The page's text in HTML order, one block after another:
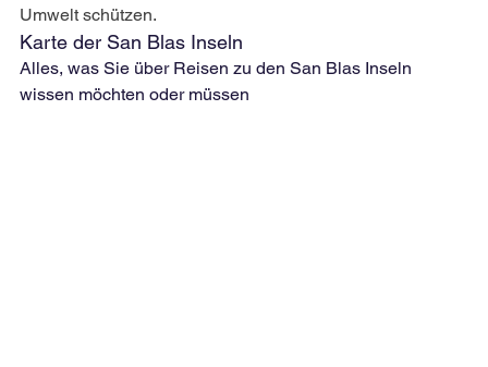
Umwelt schützen.
Karte der San Blas Inseln
Alles, was Sie über Reisen zu den San Blas Inseln
wissen möchten oder müssen